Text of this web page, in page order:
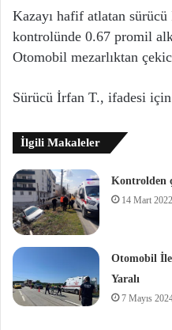
Kazayı hafif atlatan
kontrolünde 0.67 promil
Otomobil mezarlıktan
Sürücü İrfan T., ifadesi
İlgili Makaleler
Kontrolden
14 Mart 2022
Otomobil
Yaralı
7 Mayıs